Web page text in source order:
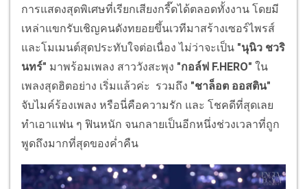
การแสดงสุดพิเศษที่เรียกเสียงกรี๊ดได้ตลอดทั้งงาน โดยมี
เหล่าแขกรับเชิญคนดังทยอยขึ้นเวทีมาสร้างเซอร์ไพรส์
และโมเมนต์สุดประทับใจต่อเนื่อง ไม่ว่าจะเป็น "นุนิว ชวริ
นทร์" มาพร้อมเพลง สาววังสะพุง "กอล์ฟ F.HERO" ใน
เพลงสุดฮิตอย่าง เริ่มแล้วค่ะ รวมถึง "ชาล็อต ออสติน"
จับไมค์ร้องเพลง หรือนี่คือความรัก และ โชคดีที่สุดเลย
ทำเอาแฟน ๆ ฟินหนัก จนกลายเป็นอีกหนึ่งช่วงเวลาที่ถูก
พูดถึงมากที่สุดของค่ำคืน